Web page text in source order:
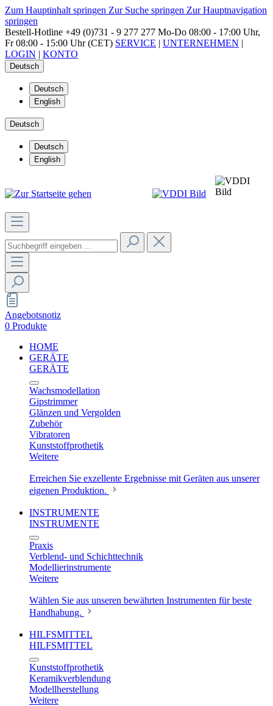
Zum Hauptinhalt springen Zur Suche springen Zur Hauptnavigation
springen
Bestell-Hotline +49 (0)731 - 9 277 277 Mo-Do 08:00 - 17:00 Uhr,
Fr 08:00 - 15:00 Uhr (CET) SERVICE | UNTERNEHMEN |
LOGIN | KONTO
Deutsch
Deutsch
English
Deutsch
Deutsch
English
Angebotsnotiz
0 Produkte
HOME
GERÄTE
GERÄTE
Wachsmodellation
Gipstrimmer
Glänzen und Vergolden
Zubehör
Vibratoren
Kunststoffprothetik
Weitere
Erreichen Sie exzellente Ergebnisse mit Geräten aus unserer
eigenen Produktion.
INSTRUMENTE
INSTRUMENTE
Praxis
Verblend- und Schichttechnik
Modellierinstrumente
Weitere
Wählen Sie aus unseren bewährten Instrumenten für beste
Handhabung.
HILFSMITTEL
HILFSMITTEL
Kunststoffprothetik
Keramikverblendung
Modellherstellung
Weitere